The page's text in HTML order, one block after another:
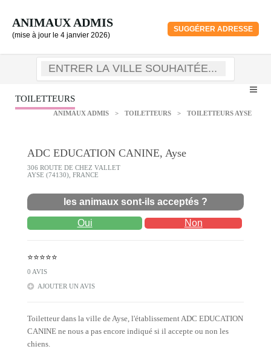
ANIMAUX ADMIS
(mise à jour le 4 janvier 2026)
SUGGÉRER ADRESSE
TOILETTEURS
ANIMAUX ADMIS > TOILETTEURS > TOILETTEURS AYSE
ADC EDUCATION CANINE, Ayse
306 ROUTE DE CHEZ VALLET
AYSE (74130), FRANCE
les animaux sont-ils acceptés ?
Oui Non
⭐⭐⭐⭐⭐
0 AVIS
AJOUTER UN AVIS
Toiletteur dans la ville de Ayse, l'établissement ADC EDUCATION
CANINE ne nous a pas encore indiqué si il accepte ou non les
chiens.